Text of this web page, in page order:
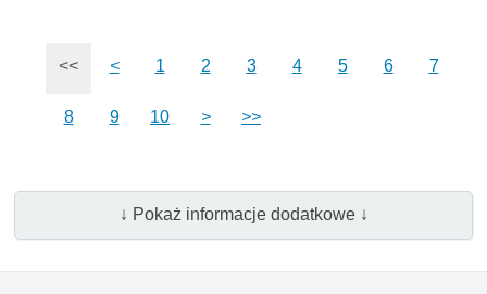
<< < 1 2 3 4 5 6 7
8 9 10 > >>
↓ Pokaż informacje dodatkowe ↓